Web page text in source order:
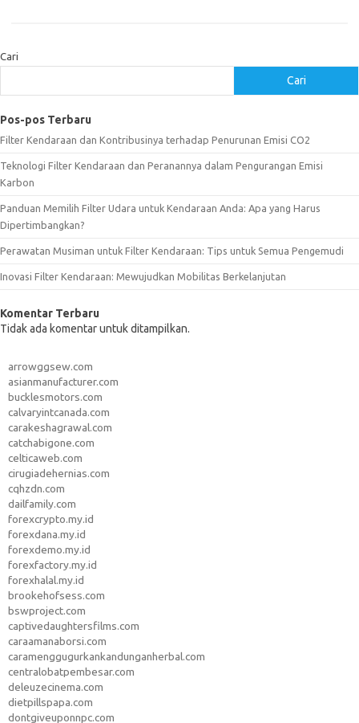
Cari
Cari
Pos-pos Terbaru
Filter Kendaraan dan Kontribusinya terhadap Penurunan Emisi CO2
Teknologi Filter Kendaraan dan Peranannya dalam Pengurangan Emisi
Karbon
Panduan Memilih Filter Udara untuk Kendaraan Anda: Apa yang Harus
Dipertimbangkan?
Perawatan Musiman untuk Filter Kendaraan: Tips untuk Semua Pengemudi
Inovasi Filter Kendaraan: Mewujudkan Mobilitas Berkelanjutan
Komentar Terbaru
Tidak ada komentar untuk ditampilkan.
arrowggsew.com
asianmanufacturer.com
bucklesmotors.com
calvaryintcanada.com
carakeshagrawal.com
catchabigone.com
celticaweb.com
cirugiadehernias.com
cqhzdn.com
dailfamily.com
forexcrypto.my.id
forexdana.my.id
forexdemo.my.id
forexfactory.my.id
forexhalal.my.id
brookehofsess.com
bswproject.com
captivedaughtersfilms.com
caraamanaborsi.com
caramenggugurkankandunganherbal.com
centralobatpembesar.com
deleuzecinema.com
dietpillspapa.com
dontgiveuponnpc.com